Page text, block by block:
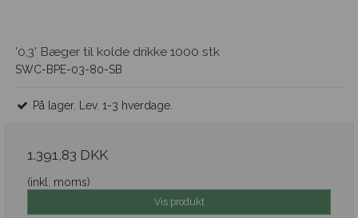
'0,3' Bæger til kolde drikke 1000 stk
SWC-BPE-03-80-SB
På lager. Lev. 1-3 hverdage.
1.391,83 DKK
(inkl. moms)
Vis produkt